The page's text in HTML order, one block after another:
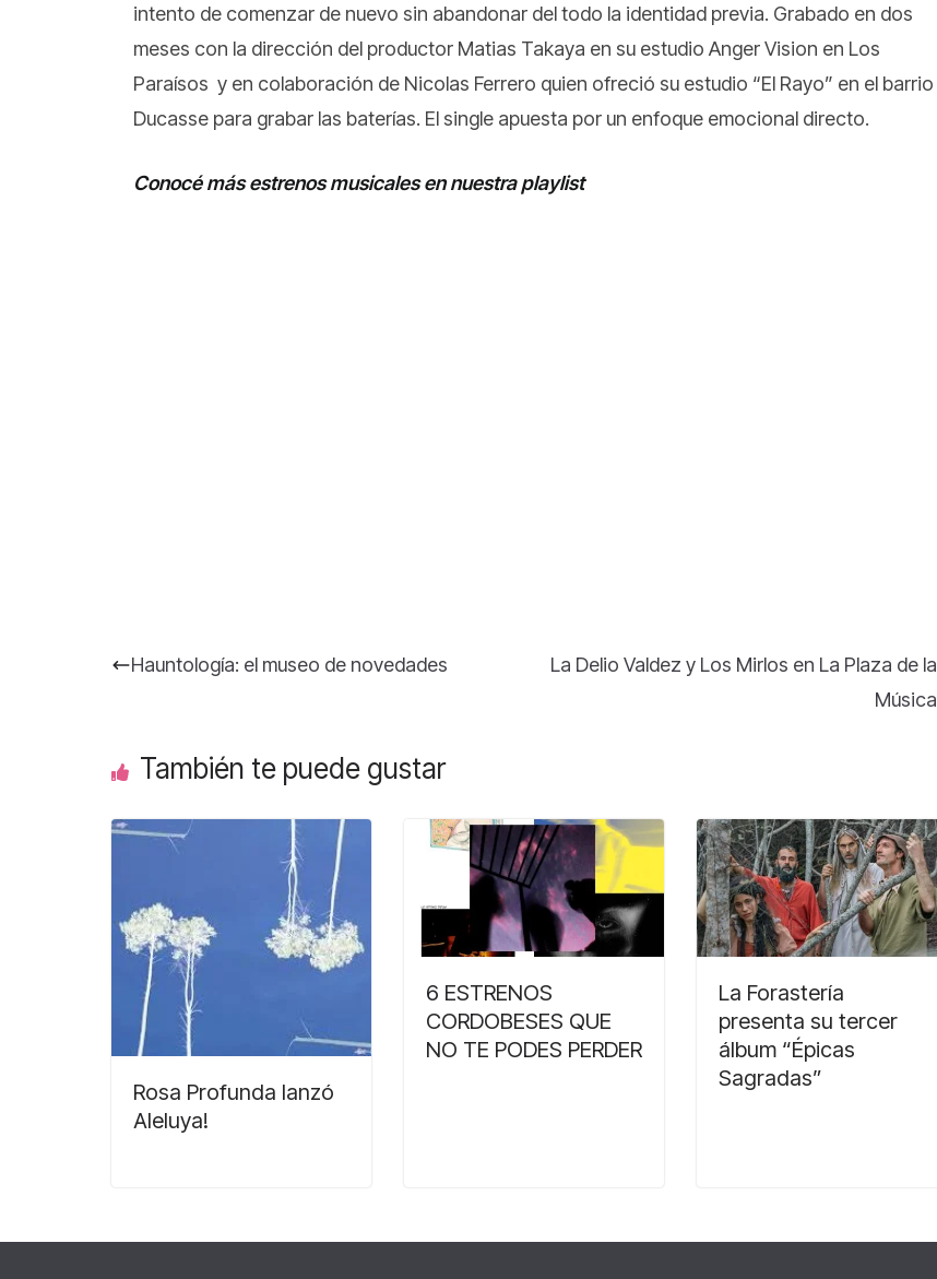
intento de comenzar de nuevo sin abandonar del todo la identidad previa. Grabado en dos
meses con la dirección del productor Matias Takaya en su estudio Anger Vision en Los
Paraísos y en colaboración de Nicolas Ferrero quien ofreció su estudio “El Rayo” en el barrio
Ducasse para grabar las baterías. El single apuesta por un enfoque emocional directo.
Conocé más estrenos musicales en nuestra playlist
Hauntología: el museo de novedades
La Delio Valdez y Los Mirlos en La Plaza de la
Música
También te puede gustar
Rosa Profunda lanzó
Aleluya!
6 ESTRENOS
CORDOBESES QUE
NO TE PODES PERDER
La Forastería
presenta su tercer
álbum “Épicas
Sagradas”